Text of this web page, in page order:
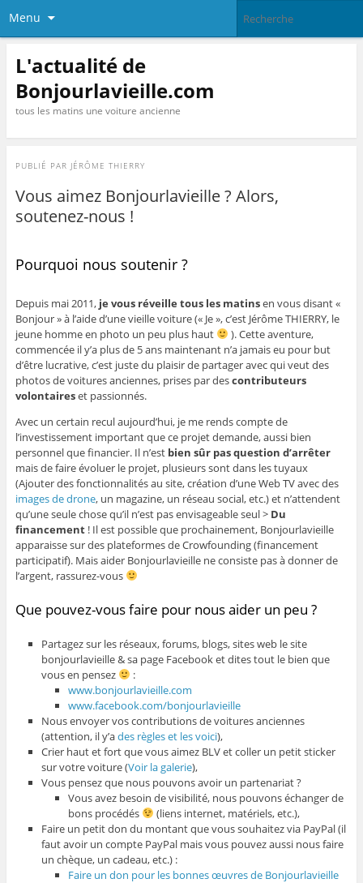
Menu
L'actualité de
Bonjourlavieille.com
tous les matins une voiture ancienne
PUBLIÉ PAR JÉRÔME THIERRY
Vous aimez Bonjourlavieille ? Alors,
soutenez-nous !
Pourquoi nous soutenir ?
Depuis mai 2011, je vous réveille tous les matinsen vous disant «
Bonjour » à l’aide d’une vieille voiture (« Je », c’est Jérôme THIERRY, le
jeune homme en photo un peu plus haut
). Cette aventure,
commencée il y’a plus de 5 ans maintenant n’a jamais eu pour but
d’être lucrative, c’est juste du plaisir de partager avec qui veut des
photos de voitures anciennes, prises par descontributeurs
volontaireset passionnés.
Avec un certain recul aujourd’hui, je me rends compte de
l’investissement important que ce projet demande, aussi bien
personnel que financier. Il n’est bien sûr pas question d’arrêter
mais de faire évoluer le projet, plusieurs sont dans les tuyaux
(Ajouter des fonctionnalités au site, création d’une Web TV avec des
images de drone, un magazine, un réseau social, etc.) et n’attendent
qu’une seule chose qu’il n’est pas envisageable seul > Du
financement! Il est possible que prochainement, Bonjourlavieille
apparaisse sur des plateformes de Crowfounding (financement
participatif). Mais aider Bonjourlavieille ne consiste pas à donner de
l’argent, rassurez-vous
Que pouvez-vous faire pour nous aider un peu ?
Partagez sur les réseaux, forums, blogs, sites web le site
bonjourlavieille & sa page Facebook et dites tout le bien que
vous en pensez
:
www.bonjourlavieille.com
www.facebook.com/bonjourlavieille
Nous envoyer vos contributions de voitures anciennes
(attention, il y’ades règles et les voici),
Crier haut et fort que vous aimez BLV et coller un petit sticker
sur votre voiture (Voir la galerie),
Vous pensez que nous pouvons avoir un partenariat ?
Vous avez besoin de visibilité, nous pouvons échanger de
bons procédés
(liens internet, matériels, etc.),
Faire un petit don du montant que vous souhaitez via PayPal (il
faut avoir un compte PayPal mais vous pouvez aussi nous faire
un chèque, un cadeau, etc.) :
Faire un don pour les bonnes œuvres de Bonjourlavieille